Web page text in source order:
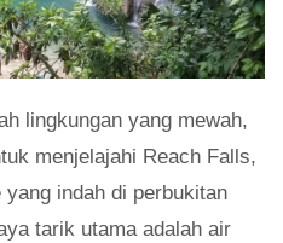
lingkungan yang mewah,
menjelajahi Reach Falls,
indah di perbukitan
tarik utama adalah air